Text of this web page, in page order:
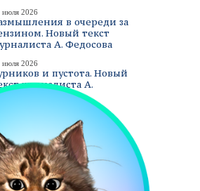
июля 2026
в очереди за
Новый текст
А. Федосова
июля 2026
и пустота. Новый
журналиста А.